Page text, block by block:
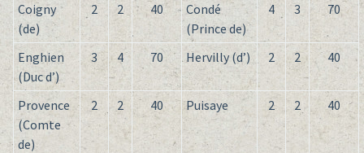
Coigny
(de)
2 2 40
Condé
(Prince de)
4 3 70
Enghien
(Duc d’)
3 4 70 Hervilly (d’) 2 2 40
Provence
(Comte
de)
2 2 40 Puisaye 2 2 40